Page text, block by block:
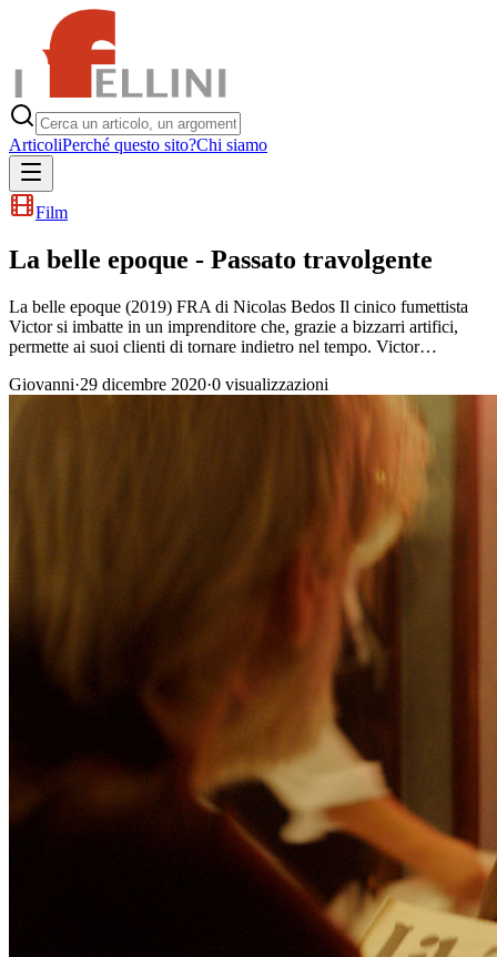
ArticoliPerché questo sito?Chi siamo
Film
La belle epoque - Passato travolgente
La belle epoque (2019) FRA di Nicolas Bedos Il cinico fumettista
Victor si imbatte in un imprenditore che, grazie a bizzarri artifici,
permette ai suoi clienti di tornare indietro nel tempo. Victor…
Giovanni·29 dicembre 2020·0 visualizzazioni